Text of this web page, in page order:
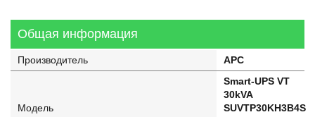
Общая информация
Производитель APC
Модель
Smart-UPS VT
30kVA
SUVTP30KH3B4S